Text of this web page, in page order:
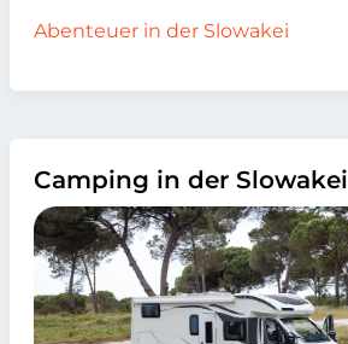
Abenteuer in der Slowakei
Camping in der Slowakei